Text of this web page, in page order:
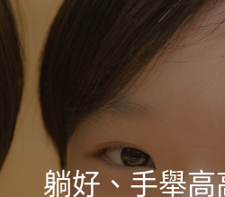
躺好、手舉